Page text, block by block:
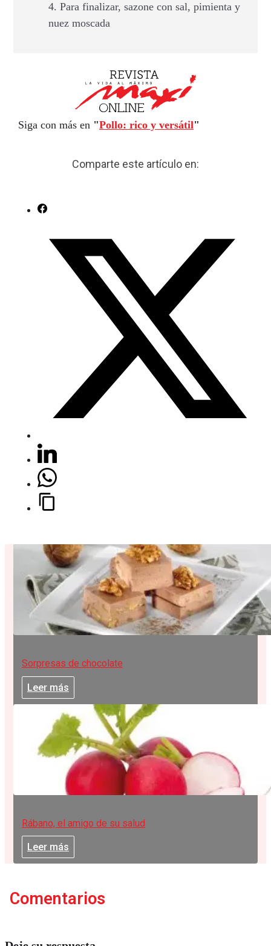
4. Para finalizar, sazone con sal, pimienta y
nuez moscada
Siga con más en "Pollo: rico y versátil"
Comparte este artículo en:
Sorpresas de chocolate
Leer más
Rábano, el amigo de su salud
Leer más
Comentarios